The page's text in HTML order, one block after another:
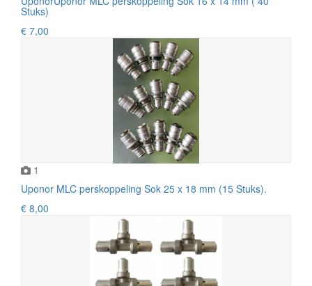
Stuks)
€ 7,00
1
Uponor MLC perskoppeling Sok 25 x 18 mm (15 Stuks).
€ 8,00